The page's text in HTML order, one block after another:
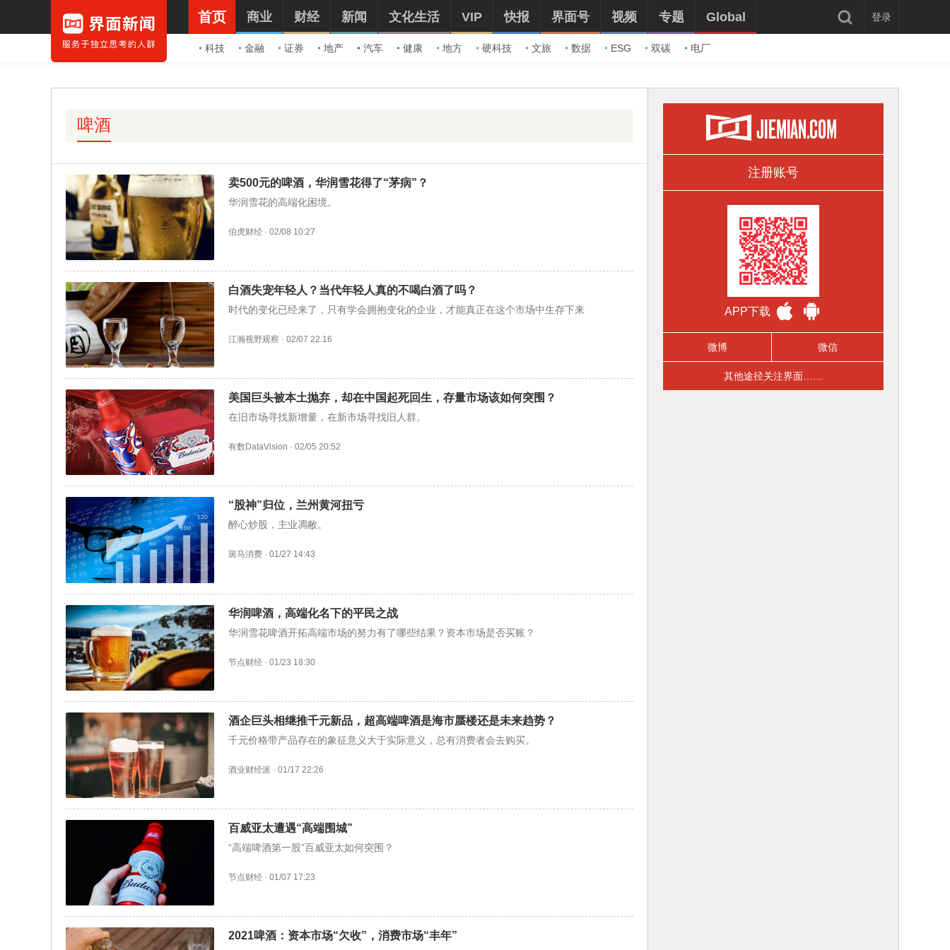
首页
科技 金融 证券 地产 汽车 健康 地方 硬科技 文旅 数据 ESG 双碳 电厂
商业 财经 新闻 文化生活 VIP 快报 界面号 视频 专题 Global 登录
啤酒
卖500元的啤酒，华润雪花得了“茅病”？
华润雪花的高端化困境。
伯虎财经 · 02/08 10:27
白酒失宠年轻人？当代年轻人真的不喝白酒了吗？
时代的变化已经来了，只有学会拥抱变化的企业，才能真正在这个市场中生存下来
江瀚视野观察 · 02/07 22:16
美国巨头被本土抛弃，却在中国起死回生，存量市场该如何突围？
在旧市场寻找新增量，在新市场寻找旧人群。
有数DataVision · 02/05 20:52
“股神”归位，兰州黄河扭亏
醉心炒股，主业凋敝。
斑马消费 · 01/27 14:43
华润啤酒，高端化名下的平民之战
华润雪花啤酒开拓高端市场的努力有了哪些结果？资本市场是否买账？
节点财经 · 01/23 18:30
酒企巨头相继推千元新品，超高端啤酒是海市蜃楼还是未来趋势？
千元价格带产品存在的象征意义大于实际意义，总有消费者会去购买。
酒业财经派 · 01/17 22:26
百威亚太遭遇“高端围城”
“高端啤酒第一股”百威亚太如何突围？
节点财经 · 01/07 17:23
2021啤酒：资本市场“欠收”，消费市场“丰年”
注册账号
APP下载
微博 微信
其他途径关注界面……